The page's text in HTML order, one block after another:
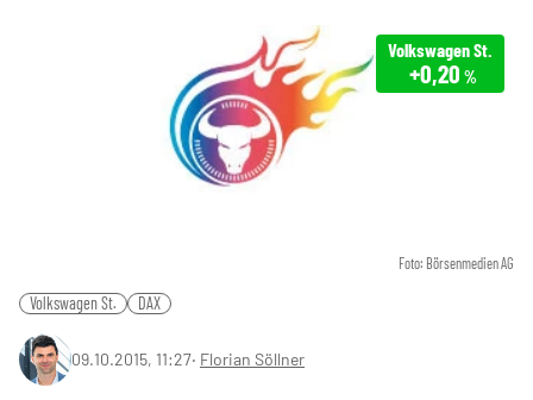
Foto: Börsenmedien AG
Volkswagen St.
+0,20 %
Volkswagen St. DAX
09.10.2015, 11:27‧ Florian Söllner